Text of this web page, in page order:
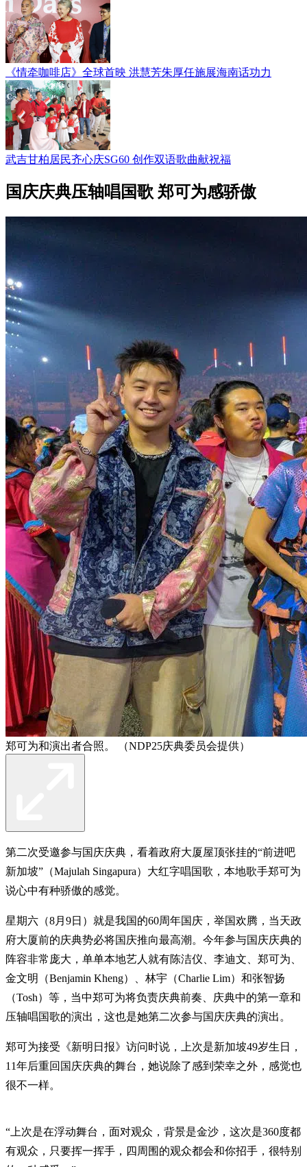
《情牵咖啡店》全球首映 洪慧芳朱厚任施展海南话功力
武吉甘柏居民齐心庆SG60 创作双语歌曲献祝福
国庆庆典压轴唱国歌 郑可为感骄傲
郑可为和演出者合照。 （NDP25庆典委员会提供）
第二次受邀参与国庆庆典，看着政府大厦屋顶张挂的“前进吧
新加坡”（Majulah Singapura）大红字唱国歌，本地歌手郑可为
说心中有种骄傲的感觉。
星期六（8月9日）就是我国的60周年国庆，举国欢腾，当天政
府大厦前的庆典势必将国庆推向最高潮。今年参与国庆庆典的
阵容非常庞大，单单本地艺人就有陈洁仪、李迪文、郑可为、
金文明（Benjamin Kheng）、林宇（Charlie Lim）和张智扬
（Tosh）等，当中郑可为将负责庆典前奏、庆典中的第一章和
压轴唱国歌的演出，这也是她第二次参与国庆庆典的演出。
郑可为接受《新明日报》访问时说，上次是新加坡49岁生日，
11年后重回国庆庆典的舞台，她说除了感到荣幸之外，感觉也
很不一样。
“上次是在浮动舞台，面对观众，背景是金沙，这次是360度都
有观众，只要挥一挥手，四周围的观众都会和你招手，很特别